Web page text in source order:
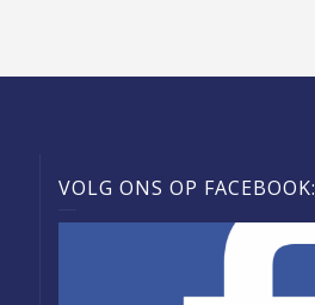
VOLG ONS OP FACEBOOK: